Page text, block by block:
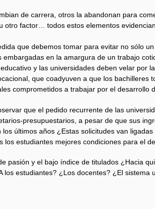
de carrera, otros la abandonan para
otro factor… todos estos elementos
que debemos tomar para evitar no sólo
embargadas en la amargura de un trabajo
y las universidades deben velar por
que coadyuven a que los bachilleres
comprometidos a trabajar por el desarrollo
que el pedido recurrente de las
presupuestarios, a pesar de que sus
últimos años ¿Estas solicitudes van
los estudiantes mejores condiciones para el
pasión y el bajo índice de titulados ¿Hacia
los estudiantes? ¿Los docentes? ¿El sistema